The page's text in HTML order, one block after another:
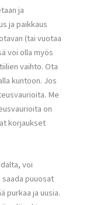
ja
ja paikkaus
(tai vuotaa
voi olla myös
vaihto. Ota
kuntoon. Jos
Me
on
korjaukset
voi
puuosat
purkaa ja uusia.